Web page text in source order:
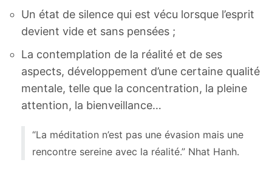
Un état de silence qui est vécu lorsque l’esprit
devient vide et sans pensées ;
La contemplation de la réalité et de ses
aspects, développement d’une certaine qualité
mentale, telle que la concentration, la pleine
attention, la bienveillance…
“La méditation n’est pas une évasion mais une
rencontre sereine avec la réalité.” Nhat Hanh.